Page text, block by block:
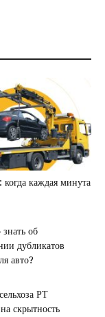
когда каждая минута
об
дубликатов
авто?
РТ
скрытность